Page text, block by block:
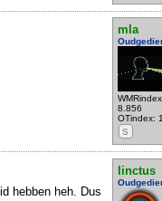
mla
8.856
OTindex:
S
linctus
hebben heh. Dus